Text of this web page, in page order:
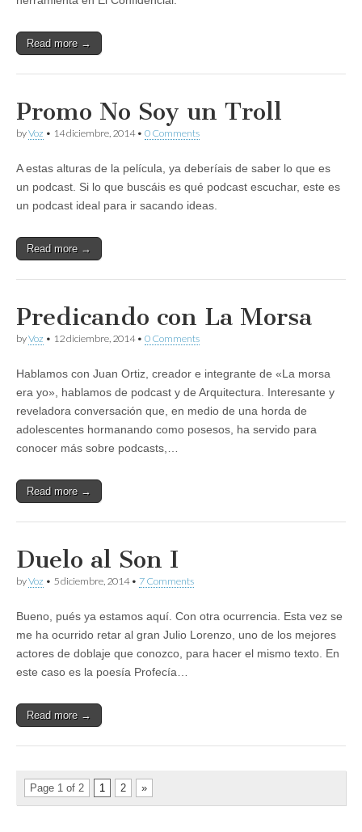
Read more →
Promo No Soy un Troll
byVoz • 14 diciembre, 2014• 0 Comments
A estas alturas de la película, ya deberíais de saber lo que es
un podcast. Si lo que buscáis es qué podcast escuchar, este es
un podcast ideal para ir sacando ideas.
Read more →
Predicando con La Morsa
byVoz • 12 diciembre, 2014• 0 Comments
Hablamos con Juan Ortiz, creador e integrante de «La morsa
era yo», hablamos de podcast y de Arquitectura. Interesante y
reveladora conversación que, en medio de una horda de
adolescentes hormanando como posesos, ha servido para
conocer más sobre podcasts,…
Read more →
Duelo al Son I
byVoz • 5 diciembre, 2014• 7 Comments
Bueno, pués ya estamos aquí. Con otra ocurrencia. Esta vez se
me ha ocurrido retar al gran Julio Lorenzo, uno de los mejores
actores de doblaje que conozco, para hacer el mismo texto. En
este caso es la poesía Profecía…
Read more →
Page 1 of 2 1 2 »